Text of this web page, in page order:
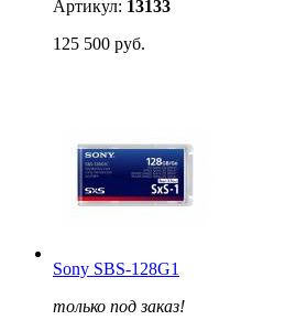
Артикул: 13133
125 500 руб.
Sony SBS-128G1
только под заказ!